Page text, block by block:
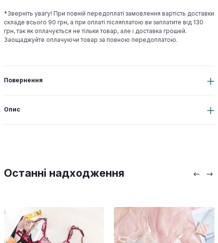
*Зверніть увагу! При повній передоплаті замовлення вартість доставки
складе всього 90 грн, а при оплаті післяплатою ви заплатите від 130
грн, так як оплачується не тільки товар, але і доставка грошей.
Заощаджуйте оплачуючи товар за повною передоплатою.
Повернення
Опис
Останні надходження